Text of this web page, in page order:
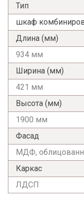
Тип
шкаф
Длина (мм)
934 мм
Ширина (мм)
421 мм
Высота (мм)
1900 мм
Фасад
МДФ,
Каркас
ЛДСП